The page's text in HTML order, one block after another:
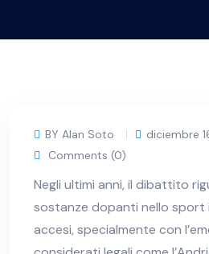
BY Alan Soto
diciembre
Comments (0)
Negli ultimi anni, il dibattito
sostanze dopanti nello sport
accesi, specialmente con